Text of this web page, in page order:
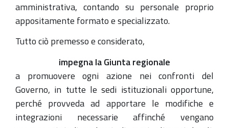
amministrativa, contando su personale proprio
appositamente formato e specializzato.
Tutto ciò premesso e considerato,
impegna la Giunta regionale
a promuovere ogni azione nei confronti del
Governo, in tutte le sedi istituzionali opportune,
perché provveda ad apportare le modifiche e
integrazioni necessarie affinché vengano